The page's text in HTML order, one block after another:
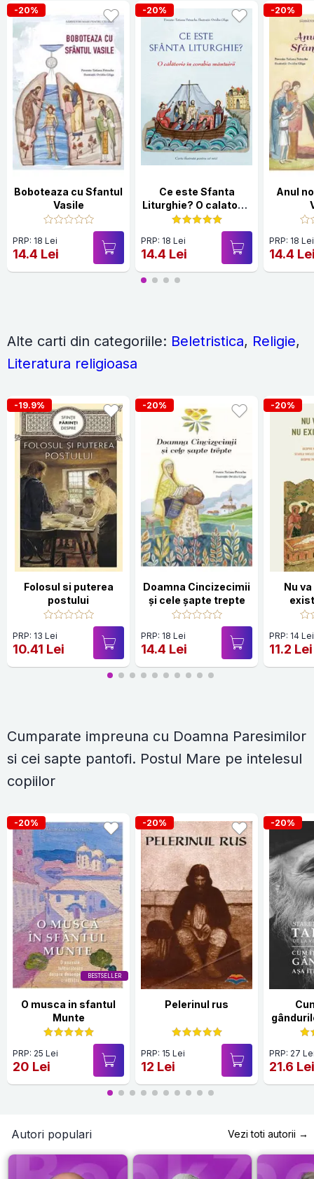
-20%
Boboteaza cu Sfantul
Vasile
PRP: 18 Lei
14.4 Lei
-20%
Ce este Sfanta
Liturghie? O calatorie
in corabia mantuirii
PRP: 18 Lei
14.4 Lei
-20%
Anul
PRP: 18 Lei
14.4
Alte carti din categoriile: Beletristica, Religie,
Literatura religioasa
-19.9%
Folosul si puterea
postului
PRP: 13 Lei
10.41 Lei
-20%
Doamna Cincizecimii
și cele șapte trepte
PRP: 18 Lei
14.4 Lei
-20%
Nu
PRP: 14 Lei
11.2 Lei
Cumparate impreuna cu Doamna Paresimilor
si cei sapte pantofi. Postul Mare pe intelesul
copiilor
BESTSELLER
-20%
O musca in sfantul
Munte
PRP: 25 Lei
20 Lei
-20%
Pelerinul rus
PRP: 15 Lei
12 Lei
-20%
PRP: 27
21.6
Autori populari Vezi toti autorii →